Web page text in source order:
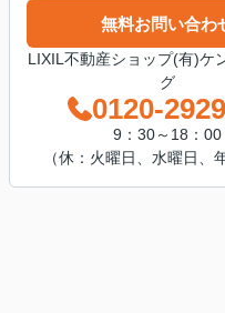
無料お問い合わ
LIXIL不動産ショップ(有)ケ
グ
0120-
9：30～18：00
（休：火曜日、水曜日、